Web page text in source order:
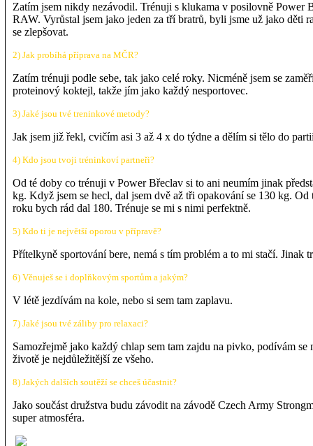
Zatím jsem nikdy nezávodil. Trénuji s klukama v posilovně Power
RAW. Vyrůstal jsem jako jeden za tří bratrů, byli jsme už jako děti
se zlepšovat.
2) Jak probíhá příprava na MČR?
Zatím trénuji podle sebe, tak jako celé roky. Nicméně jsem se
proteinový koktejl, takže jím jako každý nesportovec.
3) Jaké jsou tvé treninkové metody?
Jak jsem již řekl, cvičím asi 3 až 4 x do týdne a dělím si tělo do
4) Kdo jsou tvoji tréninkoví partneři?
Od té doby co trénuji v Power Břeclav si to ani neumím jinak
kg. Když jsem se hecl, dal jsem dvě až tři opakování se 130 kg.
roku bych rád dal 180. Trénuje se mi s nimi perfektně.
5) Kdo ti je největší oporou v přípravě?
Přítelkyně sportování bere, nemá s tím problém a to mi stačí. Jinak
6) Věnuješ se i doplňkovým sportům a jakým?
V létě jezdívám na kole, nebo si sem tam zaplavu.
7) Jaké jsou tvé záliby pro relaxaci?
Samozřejmě jako každý chlap sem tam zajdu na pivko, podívám
životě je nejdůležitější ze všeho.
8) Jakých dalších soutěží se chceš účastnit?
Jako součást družstva budu závodit na závodě Czech Army
super atmosféra.